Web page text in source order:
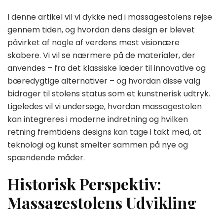
I denne artikel vil vi dykke ned i massagestolens rejse
gennem tiden, og hvordan dens design er blevet
påvirket af nogle af verdens mest visionære
skabere. Vi vil se nærmere på de materialer, der
anvendes – fra det klassiske læder til innovative og
bæredygtige alternativer – og hvordan disse valg
bidrager til stolens status som et kunstnerisk udtryk.
Ligeledes vil vi undersøge, hvordan massagestolen
kan integreres i moderne indretning og hvilken
retning fremtidens designs kan tage i takt med, at
teknologi og kunst smelter sammen på nye og
spændende måder.
Historisk Perspektiv:
Massagestolens Udvikling